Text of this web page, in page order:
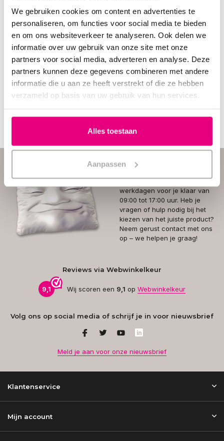
We gebruiken cookies om content en advertenties te
personaliseren, om functies voor social media te bieden
en om ons websiteverkeer te analyseren. Ook delen we
informatie over uw gebruik van onze site met onze
partners voor social media, adverteren en analyse. Deze
partners kunnen deze gegevens combineren met andere
informatie die u aan ze heeft verstrekt of die ze hebben
verzameld op basis van uw gebruik van hun services.
Alles toestaan
Aanpassen
Foundation.
comfort
Toon1- 5 van-4artikelen 1
Tags
bedtijd(1) belang slapen(1) beter slapen(4)
onze klantenservice.
Onzeklantenservicestaat op
werkdagen voor je klaar van
09:00 tot 17:00 uur. Heb je
vragen of hulp nodig bij het
kiezen van het juiste product?
Neem gerust contact met ons
op – we helpen je graag!
Reviews via Webwinkelkeur
9,1 Wij scoren een 9,1 op Webwinkelkeur
Volg ons op social media of schrijf je in voor nieuwsbrief
Meld je aan voor onze nieuwsbrief
Klantenservice
Mijn account